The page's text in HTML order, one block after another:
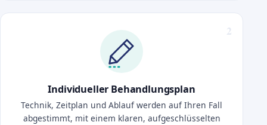
Individueller Behandlungsplan
Technik, Zeitplan und Ablauf werden auf Ihren Fall
abgestimmt, mit einem klaren, aufgeschlüsselten